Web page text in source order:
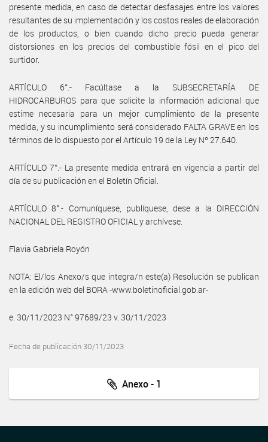
presente medida, en caso de detectar desfasajes entre los valores
resultantes de su implementación y los costos reales de elaboración
de los productos, o bien cuando dicho precio pueda generar
distorsiones en los precios del combustible fósil en el pico del
surtidor.
ARTÍCULO 6°.- Facúltase a la SUBSECRETARÍA DE
HIDROCARBUROS para que solicite la información adicional que
estime necesaria para un mejor cumplimiento de la presente
medida, y su incumplimiento será considerado FALTA GRAVE en los
términos de lo dispuesto por el Artículo 19 de la Ley Nº 27.640.
ARTÍCULO 7°.- La presente medida entrará en vigencia a partir del
día de su publicación en el Boletín Oficial.
ARTÍCULO 8°.- Comuníquese, publíquese, dese a la DIRECCIÓN
NACIONAL DEL REGISTRO OFICIAL y archívese.
Flavia Gabriela Royón
NOTA: El/los Anexo/s que integra/n este(a) Resolución se publican
en la edición web del BORA -www.boletinoficial.gob.ar-
e. 30/11/2023 N° 97689/23 v. 30/11/2023
Fecha de publicación 30/11/2023
Anexo - 1